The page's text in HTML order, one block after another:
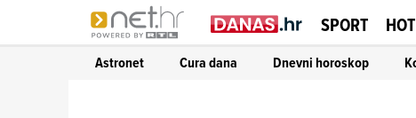
SPORT HOT
Astronet Cura dana Dnevni horoskop